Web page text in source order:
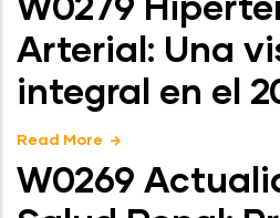
Arterial: Una
integral en el
Read More
W0269